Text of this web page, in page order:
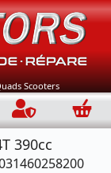
Scooters
Connection
390cc